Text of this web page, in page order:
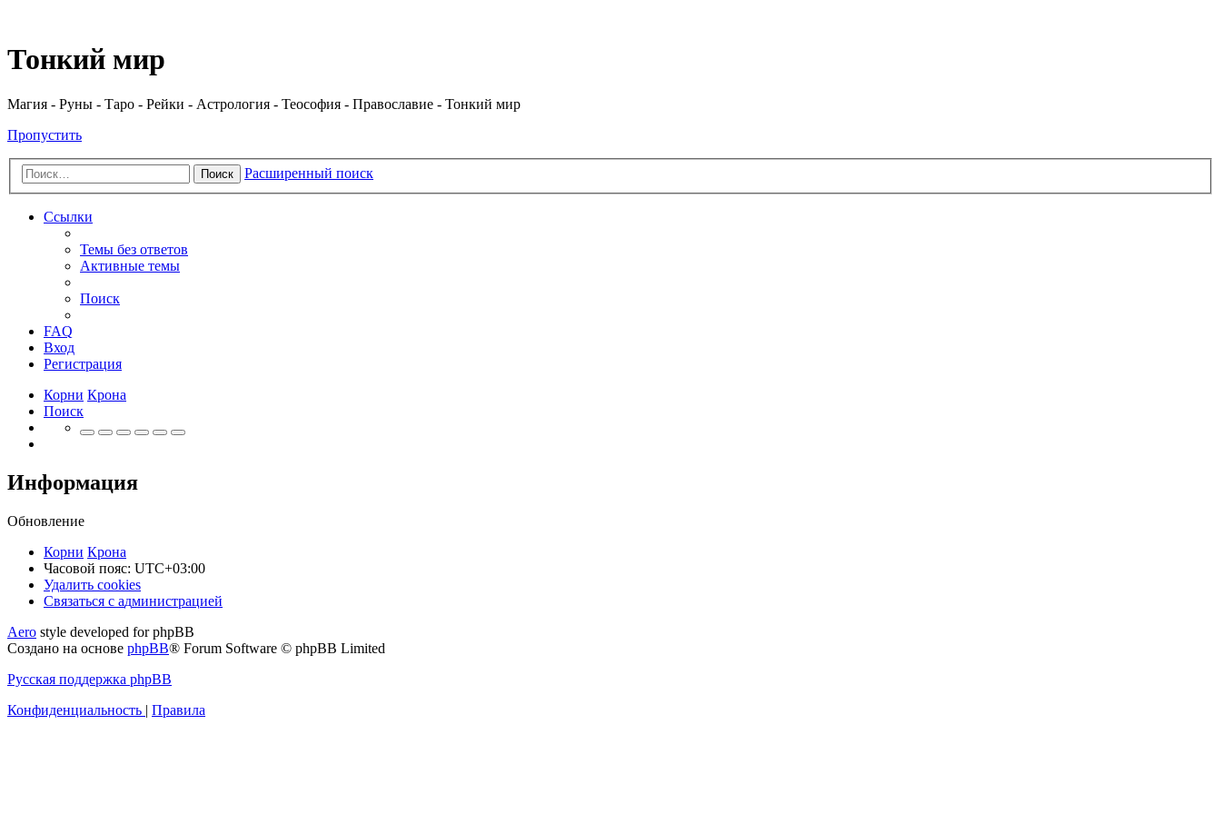
Тонкий мир
Магия - Руны - Таро - Рейки - Астрология - Теософия - Православие - Тонкий мир
Пропустить
Поиск Расширенный поиск
Ссылки
Темы без ответов
Активные темы
Поиск
FAQ
Вход
Регистрация
Корни Крона
Поиск
Информация
Обновление
Корни Крона
Часовой пояс: UTC+03:00
Удалить cookies
Связаться
администрацией
Связаться с администрацией
Aero style developed for phpBB
Создано на основе phpBB® Forum Software © phpBB Limited
Русская поддержка phpBB
Конфиденциальность | Правила